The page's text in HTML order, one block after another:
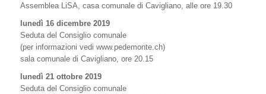
Assemblea LiSA, casa comunale di Cavigliano, alle ore 19.30
lunedì 16 dicembre 2019
Seduta del Consiglio comunale
(per informazioni vedi www.pedemonte.ch)
sala comunale di Cavigliano, ore 20.15
lunedì 21 ottobre 2019
Seduta del Consiglio comunale